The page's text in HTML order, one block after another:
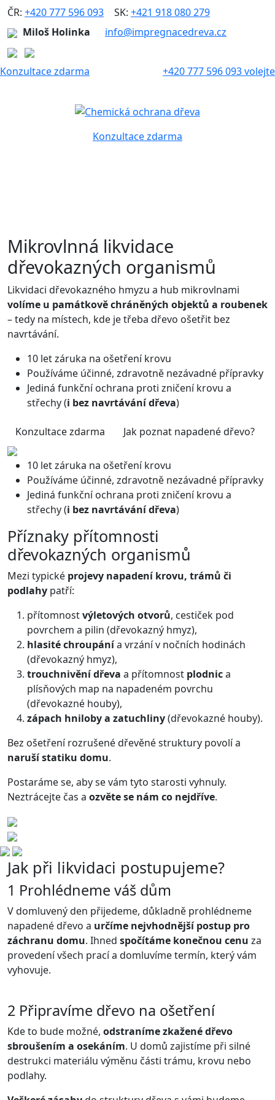
ČR: +420 777 596 093 SK: +421 918 080 279
Miloš Holinka
info@impregnacedreva.cz
Konzultace zdarma +420 777 596 093 volejte
Konzultace zdarma
Mikrovlnná likvidace
dřevokazných organismů
Likvidaci dřevokazného hmyzu a hub mikrovlnami
volíme u památkově chráněných objektů a roubenek
– tedy na místech, kde je třeba dřevo ošetřit bez
navrtávání.
10 let záruka na ošetření krovu
Používáme účinné, zdravotně nezávadné přípravky
Jediná funkční ochrana proti zničení krovu a
střechy (i bez navrtávání dřeva)
Konzultace zdarma Jak poznat napadené dřevo?
10 let záruka na ošetření krovu
Používáme účinné, zdravotně nezávadné přípravky
Jediná funkční ochrana proti zničení krovu a
střechy (i bez navrtávání dřeva)
Příznaky přítomnosti
dřevokazných organismů
Mezi typické projevy napadení krovu, trámů či
podlahy patří:
přítomnostvýletových otvorů, cestiček pod
povrchem a pilin (dřevokazný hmyz),
hlasité chroupánía vrzání v nočních hodinách
(dřevokazný hmyz),
trouchnivění dřeva a přítomnost plodnica
plísňových map na napadeném povrchu
(dřevokazné houby),
zápach hniloby a zatuchliny(dřevokazné houby).
Bez ošetření rozrušené dřevěné struktury povolí a
naruší statiku domu.
Postaráme se, aby se vám tyto starosti vyhnuly.
Neztrácejte čas a ozvěte se nám co nejdříve.
Jak při likvidaci postupujeme?
1 Prohlédneme váš dům
V domluvený den přijedeme, důkladně prohlédneme
napadené dřevo a určíme nejvhodnější postup pro
záchranu domu. Ihned spočítáme konečnou cenu za
provedení všech prací a domluvíme termín, který vám
vyhovuje.
2 Připravíme dřevo na ošetření
Kde to bude možné, odstraníme zkažené dřevo
sbroušením a osekáním. U domů zajistíme při silné
destrukci materiálu výměnu části trámu, krovu nebo
podlahy.